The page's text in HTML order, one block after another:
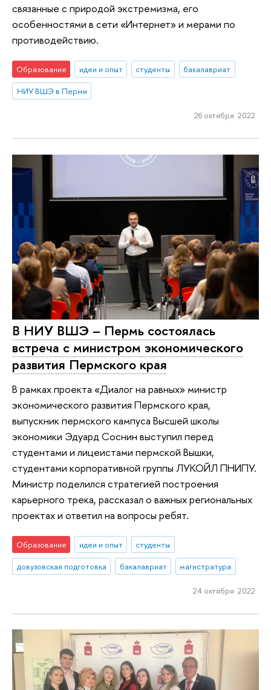
связанные с природой экстремизма, его
особенностями в сети «Интернет» и мерами по
противодействию.
Образование идеи и опыт студенты
бакалавриат
НИУ ВШЭ в Перми
26 октября 2022
В НИУ ВШЭ – Пермь состоялась
встреча с министром экономического
развития Пермского края
В рамках проекта «Диалог на равных» министр
экономического развития Пермского края,
выпускник пермского кампуса Высшей школы
экономики Эдуард Соснин выступил перед
студентами и лицеистами пермской Вышки,
студентами корпоративной группы ЛУКОЙЛ ПНИПУ.
Министр поделился стратегией построения
карьерного трека, рассказал о важных региональных
проектах и ответил на вопросы ребят.
Образование идеи и опыт
студенты
довузовская подготовка
бакалавриат магистратура
24 октября 2022